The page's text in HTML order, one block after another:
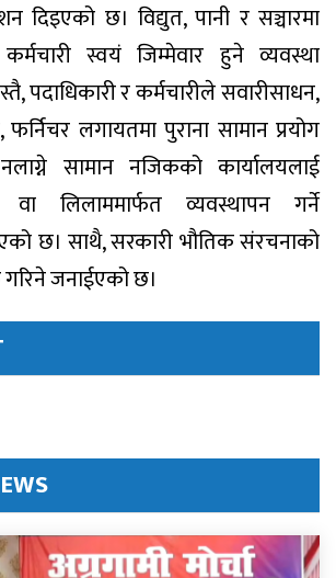
दिइएको छ। विद्युत, पानी र सञ्चारमा
कर्मचारी स्वयं जिम्मेवार हुने व्यवस्था
पदाधिकारी र कर्मचारीले सवारीसाधन,
लगायतमा पुराना सामान प्रयोग
सामान नजिकको कार्यालयलाई
वा लिलाममार्फत व्यवस्थापन गर्ने
छ। साथै, सरकारी भौतिक संरचनाको
गरिने जनाईएको छ।